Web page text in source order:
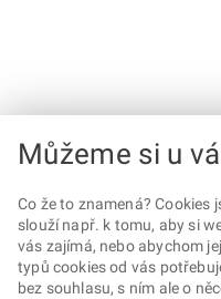
Můžeme si u
Co že to znamená? Cookies
slouží např. k tomu, aby si
vás zajímá, nebo abychom
typů cookies od vás
bez souhlasu, s ním ale o